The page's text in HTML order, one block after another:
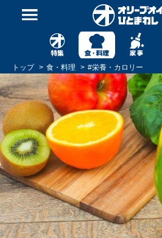
トップ 食・料理 #栄養・カロリー